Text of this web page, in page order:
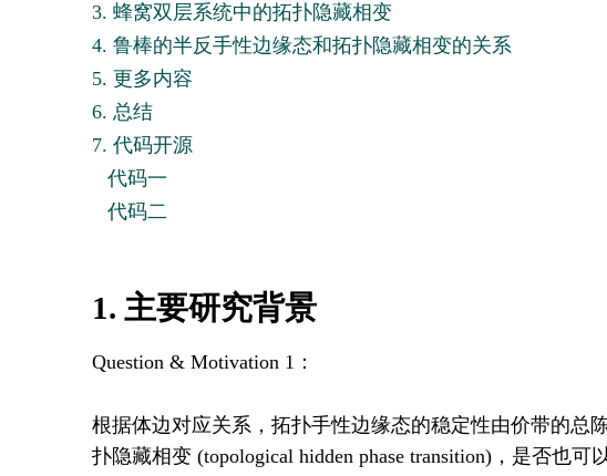
3. 蜂窝双层系统中的拓扑隐藏相变
4. 鲁棒的半反手性边缘态和拓扑隐藏相变的关系
5. 更多内容
6. 总结
7. 代码开源
代码一
代码二
1. 主要研究背景
Question & Motivation 1：
根据体边对应关系，拓扑手性边缘态的稳定性由价带的总
扑隐藏相变 (topological hidden phase transition)，是否也可